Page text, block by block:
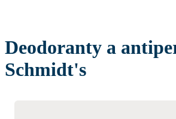
Deodoranty a
Schmidt's